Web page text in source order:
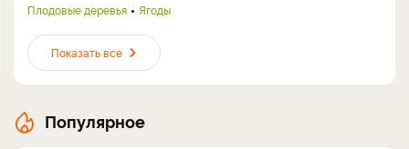
Плодовые деревья
Ягоды
Показать все
Популярное